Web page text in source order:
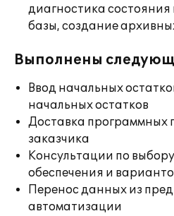
диагностика
базы, создание
Выполнены
Ввод начальных
начальных остатков
Доставка программных
заказчика
Консультации по
обеспечения и
Перенос данных из
автоматизации